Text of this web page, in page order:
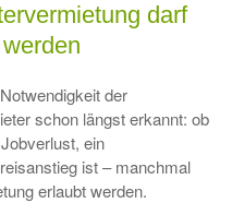
darf
der
schon längst erkannt: ob
ein
ist – manchmal
erlaubt werden.